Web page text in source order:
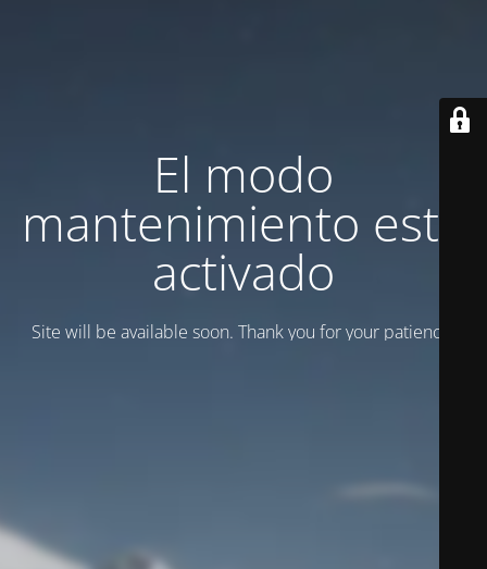
El modo
mantenimiento está
activado
Site will be available soon. Thank you for your patience!